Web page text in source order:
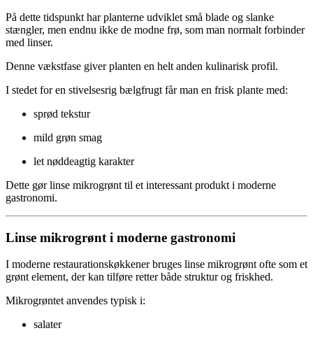
På dette tidspunkt har planterne udviklet små blade og slanke
stængler, men endnu ikke de modne frø, som man normalt forbinder
med linser.
Denne vækstfase giver planten en helt anden kulinarisk profil.
I stedet for en stivelsesrig bælgfrugt får man en frisk plante med:
sprød tekstur
mild grøn smag
let nøddeagtig karakter
Dette gør linse mikrogrønt til et interessant produkt i moderne
gastronomi.
Linse mikrogrønt i moderne gastronomi
I moderne restaurationskøkkener bruges linse mikrogrønt ofte som et
grønt element, der kan tilføre retter både struktur og friskhed.
Mikrogrøntet anvendes typisk i:
salater